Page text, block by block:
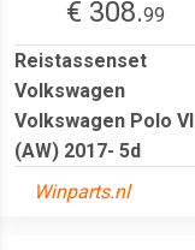
€ 308.99
Reistassenset
Volkswagen
Volkswagen Polo VI
(AW) 2017- 5d
Winparts.nl